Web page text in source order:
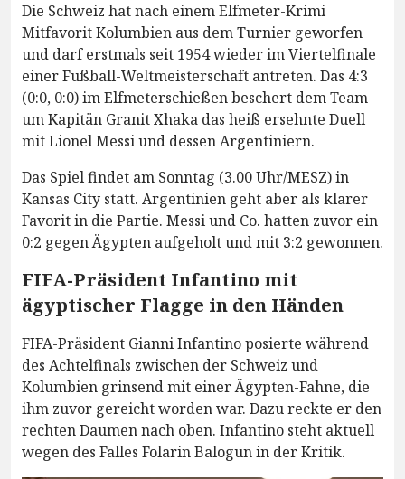
Die Schweiz hat nach einem Elfmeter-Krimi
Mitfavorit Kolumbien aus dem Turnier geworfen
und darf erstmals seit 1954 wieder im Viertelfinale
einer Fußball-Weltmeisterschaft antreten. Das 4:3
(0:0, 0:0) im Elfmeterschießen beschert dem Team
um Kapitän Granit Xhaka das heiß ersehnte Duell
mit Lionel Messi und dessen Argentiniern.
Das Spiel findet am Sonntag (3.00 Uhr/MESZ) in
Kansas City statt. Argentinien geht aber als klarer
Favorit in die Partie. Messi und Co. hatten zuvor ein
0:2 gegen Ägypten aufgeholt und mit 3:2 gewonnen.
FIFA-Präsident Infantino mit
ägyptischer Flagge in den Händen
FIFA-Präsident Gianni Infantino posierte während
des Achtelfinals zwischen der Schweiz und
Kolumbien grinsend mit einer Ägypten-Fahne, die
ihm zuvor gereicht worden war. Dazu reckte er den
rechten Daumen nach oben. Infantino steht aktuell
wegen des Falles Folarin Balogun in der Kritik.